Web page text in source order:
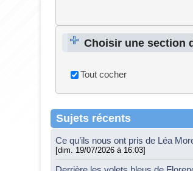
Choisir une section
Tout cocher
Sujets récents
Ce qu’ils nous ont pris de Léa
[dim. 19/07/2026 à 16:03]